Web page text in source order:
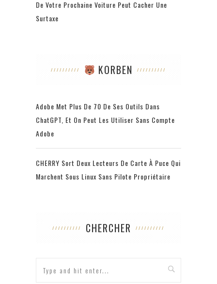
De Votre Prochaine Voiture Peut Cacher Une
Surtaxe
KORBEN
Adobe Met Plus De 70 De Ses Outils Dans
ChatGPT, Et On Peut Les Utiliser Sans Compte
Adobe
CHERRY Sort Deux Lecteurs De Carte À Puce Qui
Marchent Sous Linux Sans Pilote Propriétaire
CHERCHER